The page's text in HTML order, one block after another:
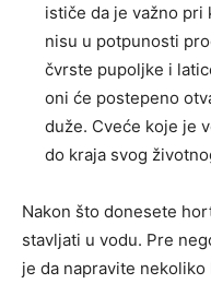
ističe da je važno
nisu u potpunosti
čvrste pupoljke i
oni će postepeno
duže. Cveće koje je
do kraja svog
Nakon što donesete
stavljati u vodu. Pre
je da napravite